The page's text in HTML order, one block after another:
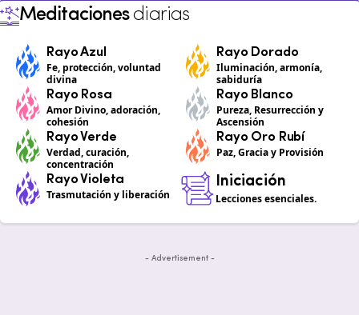
Meditacionesdiarias
Rayo Azul
Fe, protección, voluntad
divina
Rayo Dorado
Iluminación, armonía,
sabiduría
Rayo Rosa
Amor Divino, adoración,
cohesión
Rayo Blanco
Pureza, Resurrección y
Ascensión
Rayo Verde
Verdad, curación,
concentración
Rayo Oro Rubí
Paz, Gracia y Provisión
Rayo Violeta
Trasmutación y liberación
Iniciación
Lecciones esenciales.
- Advertisement -